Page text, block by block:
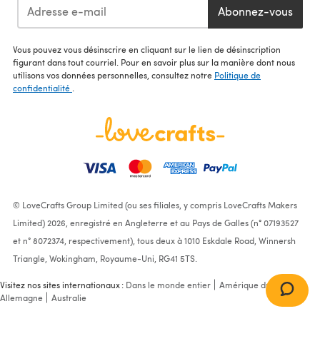
Abonnez-vous
Vous pouvez vous désinscrire en cliquant sur le lien de désinscription
figurant dans tout courriel. Pour en savoir plus sur la manière dont nous
utilisons vos données personnelles, consultez notre Politique de
confidentialité
© LoveCrafts Group Limited (ou ses filiales, y compris LoveCrafts Makers
Limited) 2026, enregistré en Angleterre et au Pays de Galles (n° 07193527
et n° 8072374, respectivement), tous deux à 1010 Eskdale Road, Winnersh
Triangle, Wokingham, Royaume-Uni, RG41 5TS.
Visitez nos sites internationaux : Dans le monde entier
Amérique du Nord
Allemagne
Australie